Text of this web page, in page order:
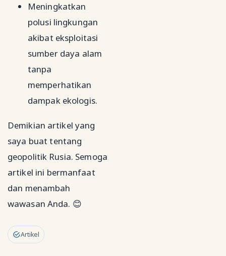
Meningkatkan
polusi lingkungan
akibat eksploitasi
sumber daya alam
tanpa
memperhatikan
dampak ekologis.
Demikian artikel yang
saya buat tentang
geopolitik Rusia. Semoga
artikel ini bermanfaat
dan menambah
wawasan Anda. 😊
Artikel